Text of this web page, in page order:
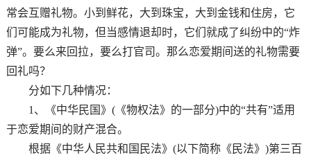
常会互赠礼物。小到鲜花，大到珠宝，大到金钱和住房，它
们可能成为礼物，但当感情退却时，它们就成了纠纷中的“炸
弹”。要么来回拉，要么打官司。那么恋爱期间送的礼物需要
回礼吗？
分如下几种情况：
1、《中华民国》(《物权法》的一部分)中的“共有”适用
于恋爱期间的财产混合。
根据《中华人民共和国民法》(以下简称《民法》)第三百